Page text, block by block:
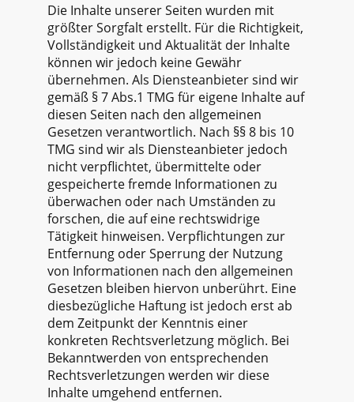
Die Inhalte unserer Seiten wurden mit
größter Sorgfalt erstellt. Für die Richtigkeit,
Vollständigkeit und Aktualität der Inhalte
können wir jedoch keine Gewähr
übernehmen. Als Diensteanbieter sind wir
gemäß § 7 Abs.1 TMG für eigene Inhalte auf
diesen Seiten nach den allgemeinen
Gesetzen verantwortlich. Nach §§ 8 bis 10
TMG sind wir als Diensteanbieter jedoch
nicht verpflichtet, übermittelte oder
gespeicherte fremde Informationen zu
überwachen oder nach Umständen zu
forschen, die auf eine rechtswidrige
Tätigkeit hinweisen. Verpflichtungen zur
Entfernung oder Sperrung der Nutzung
von Informationen nach den allgemeinen
Gesetzen bleiben hiervon unberührt. Eine
diesbezügliche Haftung ist jedoch erst ab
dem Zeitpunkt der Kenntnis einer
konkreten Rechtsverletzung möglich. Bei
Bekanntwerden von entsprechenden
Rechtsverletzungen werden wir diese
Inhalte umgehend entfernen.​